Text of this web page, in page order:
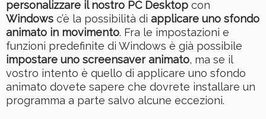
personalizzare il nostro PC Desktop con
Windows c’è la possibilità di applicare uno sfondo
animato in movimento. Fra le impostazioni e
funzioni predefinite di Windows è già possibile
impostare uno screensaver animato, ma se il
vostro intento è quello di applicare uno sfondo
animato dovete sapere che dovrete installare un
programma a parte salvo alcune eccezioni.